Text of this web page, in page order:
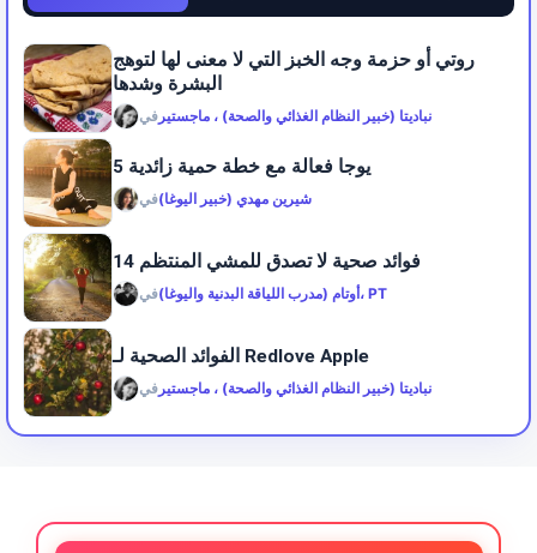
روتي أو حزمة وجه الخبز التي لا معنى لها لتوهج
البشرة وشدها
في نباديتا (خبير النظام الغذائي والصحة) ، ماجستير
5 يوجا فعالة مع خطة حمية زائدية
فيشيرين مهدي (خبير اليوغا)
14 فوائد صحية لا تصدق للمشي المنتظم
في أوتام (مدرب اللياقة البدنية واليوغا)، PT
الفوائد الصحية لـ Redlove Apple
في نباديتا (خبير النظام الغذائي والصحة) ، ماجستير